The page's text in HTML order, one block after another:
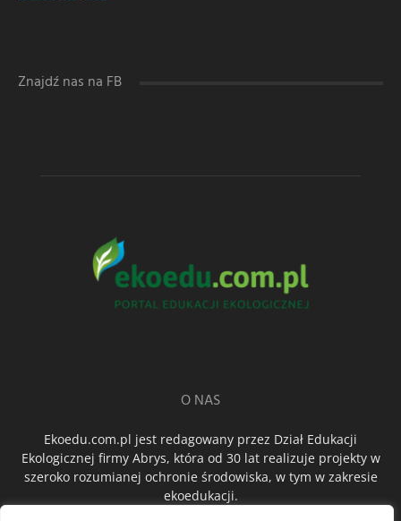
Znajdź nas na FB
O NAS
Ekoedu.com.pl jest redagowany przez Dział Edukacji
Ekologicznej firmy Abrys, która od 30 lat realizuje projekty w
szeroko rozumianej ochronie środowiska, w tym w zakresie
ekoedukacji.